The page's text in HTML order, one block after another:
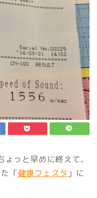
っと早めに終えて、
「健康フェスタ 」に